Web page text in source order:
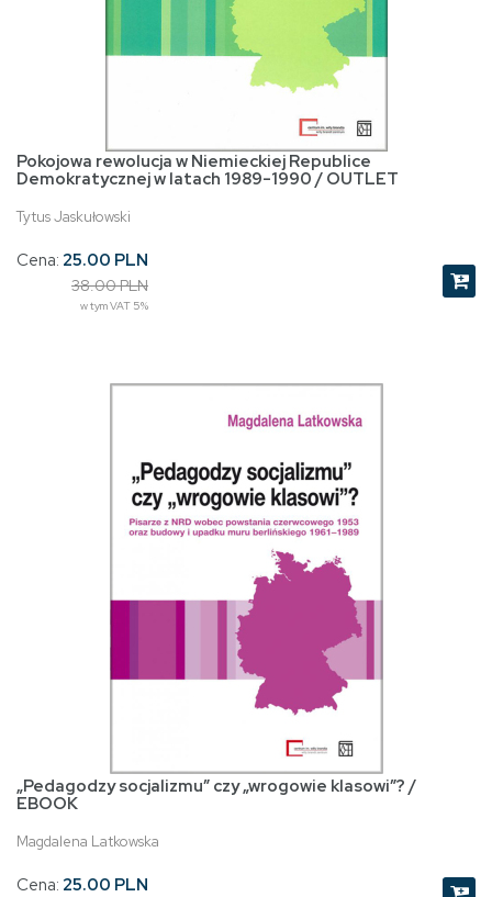
Pokojowa rewolucja w Niemieckiej Republice
Demokratycznej w latach 1989-1990 / OUTLET
Tytus Jaskułowski
Cena: 25.00 PLN
38.00 PLN
w tym VAT 5%
„Pedagodzy socjalizmu” czy „wrogowie klasowi”? /
EBOOK
Magdalena Latkowska
Cena: 25.00 PLN